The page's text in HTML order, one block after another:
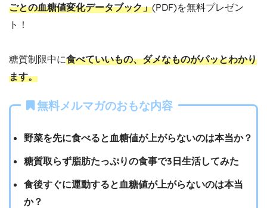
ごとの血糖値変化データブック」(PDF)を無料プレゼン
ト！
糖質制限中に食べていいもの、ダメなものがパッとわかり
ます。
無料メルマガのおもな内容
野菜を先に食べると血糖値が上がらないのは本当か？
糖質取らず脂肪たっぷりの食事で3日生活してみた
食後すぐに運動すると血糖値が上がらないのは本当
か？